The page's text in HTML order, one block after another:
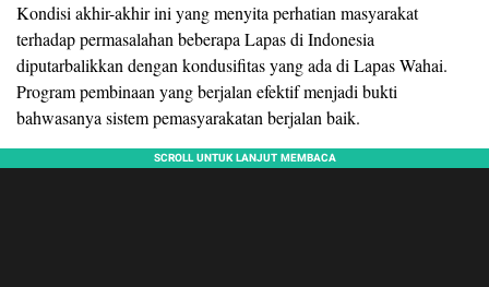
Kondisi akhir-akhir ini yang menyita perhatian masyarakat
terhadap permasalahan beberapa Lapas di Indonesia
diputarbalikkan dengan kondusifitas yang ada di Lapas Wahai.
Program pembinaan yang berjalan efektif menjadi bukti
bahwasanya sistem pemasyarakatan berjalan baik.